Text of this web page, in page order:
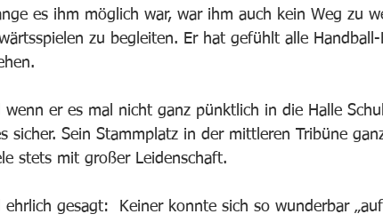
es ihm möglich war, war ihm auch kein Weg zu
zu begleiten. Er hat gefühlt alle
wenn er es mal nicht ganz pünktlich in die Halle
sicher. Sein Stammplatz in der mittleren Tribüne
stets mit großer Leidenschaft.
ehrlich gesagt:  Keiner konnte sich so wunderbar